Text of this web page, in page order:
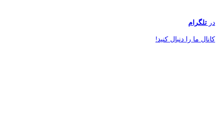
در تلگرام
کانال ما را دنبال کنید!